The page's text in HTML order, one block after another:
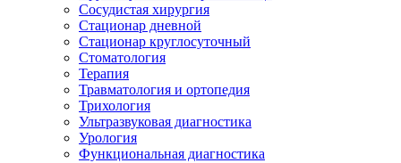
Сосудистая хирургия
Стационар дневной
Стационар круглосуточный
Стоматология
Терапия
Травматология и ортопедия
Трихология
Ультразвуковая диагностика
Урология
Функциональная диагностика